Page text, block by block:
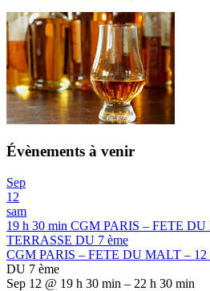
Évènements à venir
Sep
12
sam
19 h 30 min CGM PARIS – FETE DU
TERRASSE DU 7 ème
CGM PARIS – FETE DU MALT – 12
DU 7 ème
Sep 12 @ 19 h 30 min – 22 h 30 min